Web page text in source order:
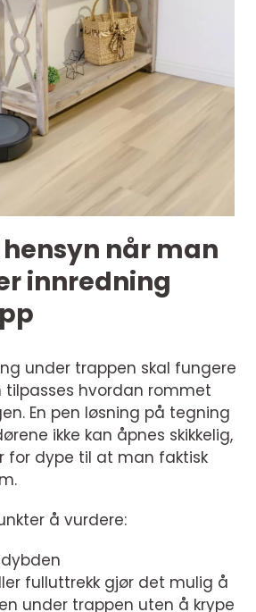
når man
innredning
under trappen skal fungere
tilpasses hvordan rommet
En pen løsning på tegning
ikke kan åpnes skikkelig,
for dype til at man faktisk
å vurdere:
fulluttrekk gjør det mulig å
under trappen uten å krype